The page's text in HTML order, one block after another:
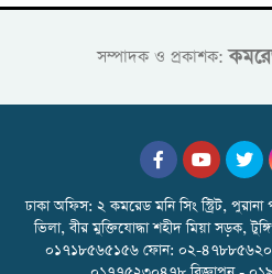
সম্পাদক ও প্রকাশক:
ঢাকা অফিস: ২ কমরেড মনি সিং স্ট্রিট,
ভিলা, বীর মুক্তিযোদ্ধা শহীদ মিয়া সড়ক,
০১৭১৮৫৬৫১৫৬ ফোন: ০২-৪৭৮৮৫৬২০০